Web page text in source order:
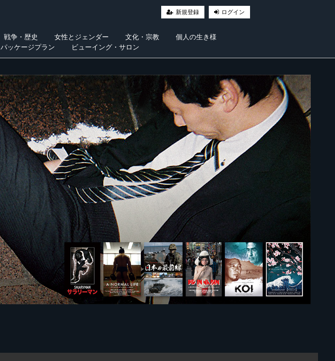
新規登録 ログイン
戦争・歴史 女性とジェンダー 文化・宗教
個人の生き様
パッケージプラン ビューイング・サロン